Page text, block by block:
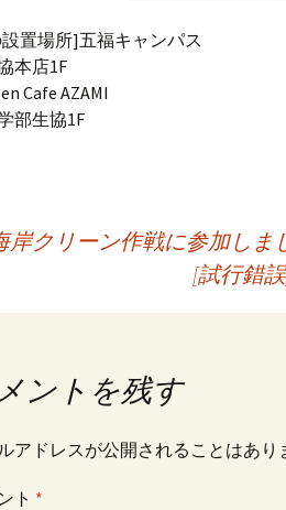
置場所]五福キャンパス
本店1F
Cafe AZAMI
部生協1F
岸クリーン作戦に参加しま
[試行錯
ントを残す
アドレスが公開されることはあり
ト *